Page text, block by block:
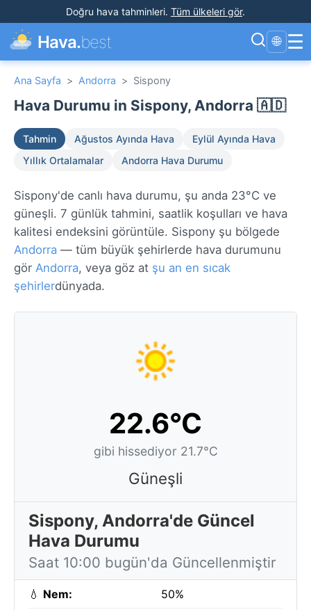
Doğru hava tahminleri. Tüm ülkeleri gör.
Hava.best 🌐 ☰
Ana Sayfa > Andorra > Sispony
Hava Durumu in Sispony, Andorra 🇦🇩
Tahmin Ağustos Ayında Hava
Eylül Ayında Hava
Yıllık Ortalamalar
Andorra Hava Durumu
Sispony'de canlı hava durumu, şu anda 23°C ve
güneşli. 7 günlük tahmini, saatlik koşulları ve hava
kalitesi endeksini görüntüle. Sispony şu bölgede
Andorra — tüm büyük şehirlerde hava durumunu
gör Andorra, veya göz at şu an en sıcak
şehirlerdünyada.
22.6°C
gibi hissediyor 21.7°C
Güneşli
Sispony, Andorra'de Güncel
Hava Durumu
Saat 10:00 bugün'da Güncellenmiştir
💧 Nem: 50%